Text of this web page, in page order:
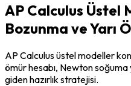
AP Calculus Üstel
Bozunma ve Yarı
AP Calculus üstel modeller
ömür hesabı, Newton soğuma
giden hazırlık stratejisi.